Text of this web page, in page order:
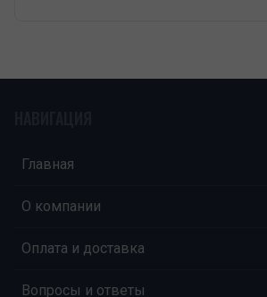
Главная
О компании
Оплата и доставка
Вопросы и ответы